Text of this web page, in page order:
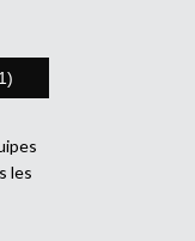
les